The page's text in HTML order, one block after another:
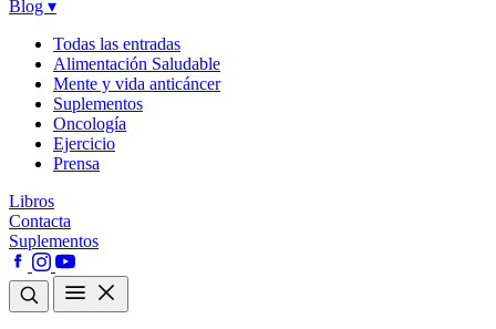
Blog ▾
Todas las entradas
Alimentación Saludable
Mente y vida anticáncer
Suplementos
Oncología
Ejercicio
Prensa
Libros
Contacta
Suplementos